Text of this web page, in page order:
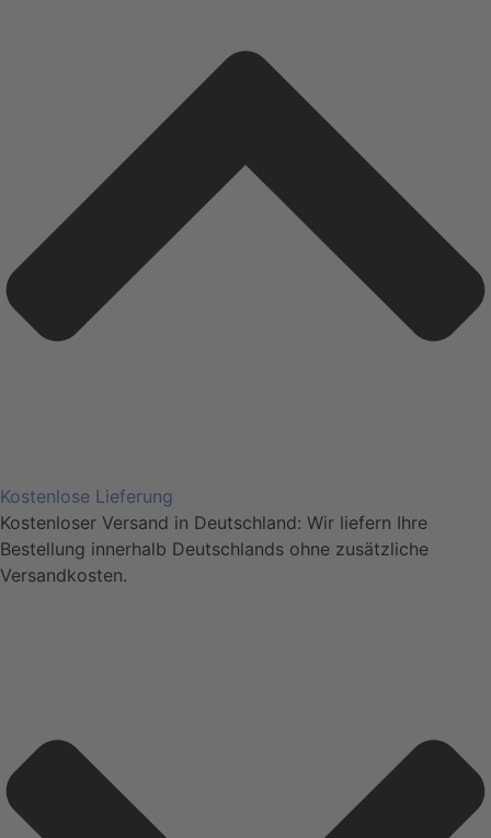
Kostenlose Lieferung
Kostenloser Versand in Deutschland: Wir liefern Ihre
Bestellung innerhalb Deutschlands ohne zusätzliche
Versandkosten.